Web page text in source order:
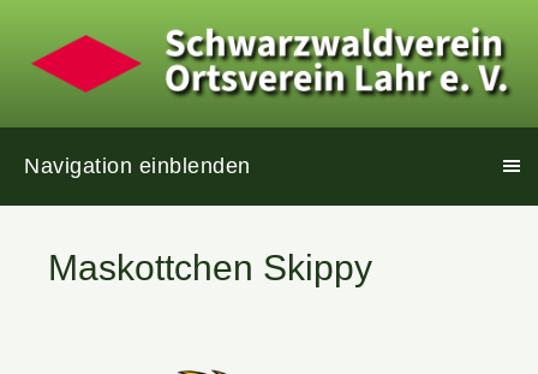
Navigation einblenden
Maskottchen Skippy